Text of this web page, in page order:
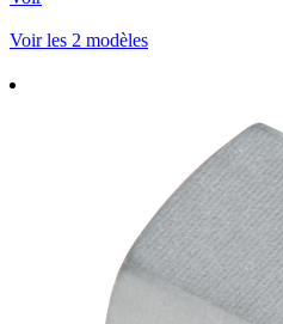
Voir les 2 modèles